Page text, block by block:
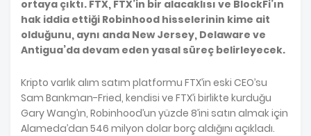
ortaya çıktı. FTX, FTX’in bir alacaklısı ve BlockFi’ın
hak iddia ettiği Robinhood hisselerinin kime ait
olduğunu, aynı anda New Jersey, Delaware ve
Antigua’da devam eden yasal süreç belirleyecek.
Kripto varlık alım satım platformu FTX’in eski CEO’su
Sam Bankman-Fried, kendisi ve FTX’i birlikte kurduğu
Gary Wang’ın, Robinhood’un yüzde 8’ini satın almak için
Alameda’dan 546 milyon dolar borç aldığını açıkladı.